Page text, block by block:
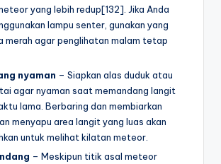
yang lebih redup[132]. Jika Anda
lampu senter, gunakan yang
merah agar penglihatan malam tetap
nyaman – Siapkan alas duduk atau
agar nyaman saat memandang langit
lama. Berbaring dan membiarkan
menyapu area langit yang luas akan
untuk melihat kilatan meteor.
– Meskipun titik asal meteor